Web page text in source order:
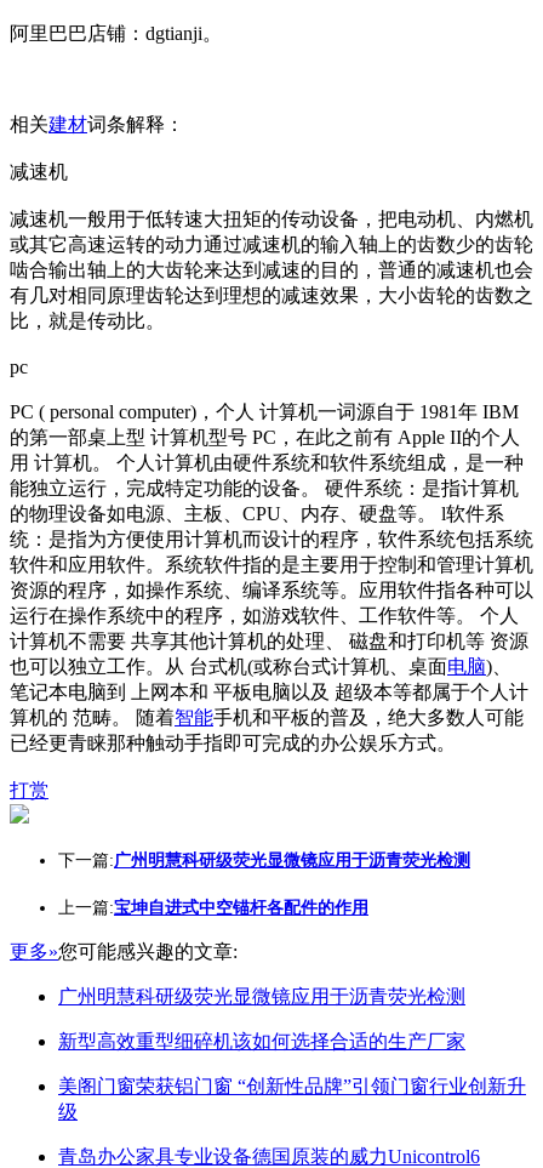
阿里巴巴店铺：dgtianji。
相关建材词条解释：
减速机
减速机一般用于低转速大扭矩的传动设备，把电动机、内燃机
或其它高速运转的动力通过减速机的输入轴上的齿数少的齿轮
啮合输出轴上的大齿轮来达到减速的目的，普通的减速机也会
有几对相同原理齿轮达到理想的减速效果，大小齿轮的齿数之
比，就是传动比。
pc
PC ( personal computer)，个人 计算机一词源自于 1981年 IBM
的第一部桌上型 计算机型号 PC，在此之前有 Apple II的个人
用 计算机。 个人计算机由硬件系统和软件系统组成，是一种
能独立运行，完成特定功能的设备。 硬件系统：是指计算机
的物理设备如电源、主板、CPU、内存、硬盘等。 l软件系
统：是指为方便使用计算机而设计的程序，软件系统包括系统
软件和应用软件。系统软件指的是主要用于控制和管理计算机
资源的程序，如操作系统、编译系统等。应用软件指各种可以
运行在操作系统中的程序，如游戏软件、工作软件等。 个人
计算机不需要 共享其他计算机的处理、 磁盘和打印机等 资源
也可以独立工作。从 台式机(或称台式计算机、桌面电脑)、
笔记本电脑到 上网本和 平板电脑以及 超级本等都属于个人计
算机的 范畴。 随着智能手机和平板的普及，绝大多数人可能
已经更青睐那种触动手指即可完成的办公娱乐方式。
打赏
下一篇:广州明慧科研级荧光显微镜应用于沥青荧光检测
上一篇:宝坤自进式中空锚杆各配件的作用
更多»您可能感兴趣的文章:
广州明慧科研级荧光显微镜应用于沥青荧光检测
新型高效重型细碎机该如何选择合适的生产厂家
美阁门窗荣获铝门窗 “创新性品牌”引领门窗行业创新升
级
青岛办公家具专业设备德国原装的威力Unicontrol6